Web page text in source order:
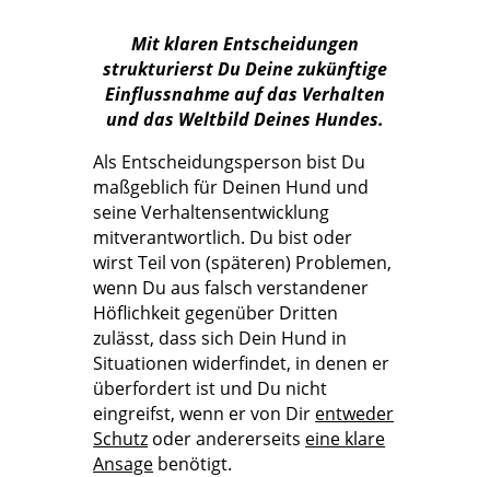
Mit klaren Entscheidungen
strukturierst Du Deine zukünftige
Einflussnahme auf das Verhalten
und das Weltbild Deines Hundes.
Als Entscheidungsperson bist Du
maßgeblich für Deinen Hund und
seine Verhaltensentwicklung
mitverantwortlich. Du bist oder
wirst Teil von (späteren) Problemen,
wenn Du aus falsch verstandener
Höflichkeit gegenüber Dritten
zulässt, dass sich Dein Hund in
Situationen widerfindet, in denen er
überfordert ist und Du nicht
eingreifst, wenn er von Dir entweder
Schutz oder andererseits eine klare
Ansage benötigt.